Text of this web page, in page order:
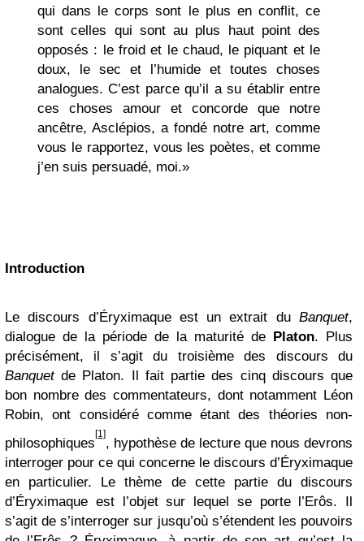
qui dans le corps sont le plus en conflit, ce
sont celles qui sont au plus haut point des
opposés : le froid et le chaud, le piquant et le
doux, le sec et l’humide et toutes choses
analogues. C’est parce qu’il a su établir entre
ces choses amour et concorde que notre
ancêtre, Asclépios, a fondé notre art, comme
vous le rapportez, vous les poètes, et comme
j’en suis persuadé, moi.»
Introduction
Le discours d’Éryximaque est un extrait du Banquet,
dialogue de la période de la maturité de Platon. Plus
précisément, il s’agit du troisième des discours du
Banquetde Platon. Il fait partie des cinq discours que
bon nombre des commentateurs, dont notamment Léon
Robin, ont considéré comme étant des théories non-
philosophiques
[1]
, hypothèse de lecture que nous devrons
interroger pour ce qui concerne le discours d’Éryximaque
en particulier. Le thème de cette partie du discours
d’Éryximaque est l’objet sur lequel se porte l’Erôs. Il
s’agit de s’interroger sur jusqu’où s’étendent les pouvoirs